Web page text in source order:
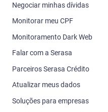
Negociar minhas dívidas
Monitorar meu CPF
Monitoramento Dark Web
Falar com a Serasa
Parceiros Serasa Crédito
Atualizar meus dados
Soluções para empresas